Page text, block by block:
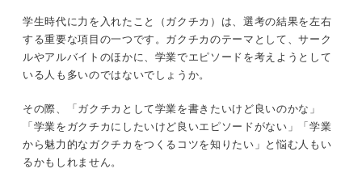
ガクチカで学業をアピールすることで企業に与
※AIの特性上、間違いが含まれている場合があります。記事本文
学生時代に力を入れたこと（ガクチカ）は、選考の結果を左右
する重要な項目の一つです。ガクチカのテーマとして、サーク
ルやアルバイトのほかに、学業でエピソードを考えようとして
いる人も多いのではないでしょうか。
その際、「ガクチカとして学業を書きたいけど良いのかな」
「学業をガクチカにしたいけど良いエピソードがない」「学業
から魅力的なガクチカをつくるコツを知りたい」と悩む人もい
るかもしれません。